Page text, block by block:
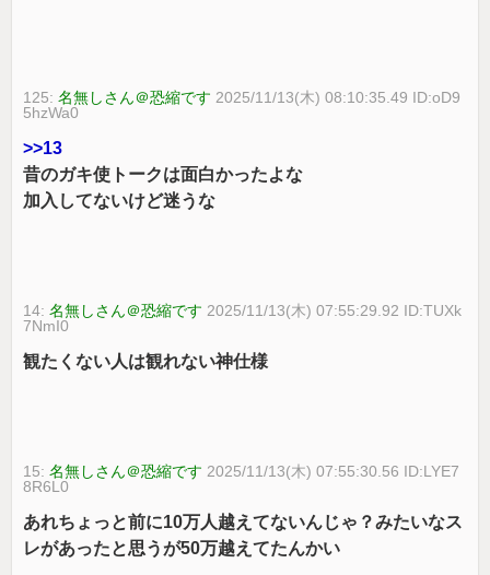
125:名無しさん＠恐縮です 2025/11/13(木) 08:10:35.49 ID:oD9
5hzWa0
>>13
昔のガキ使トークは面白かったよな
加入してないけど迷うな
14:名無しさん＠恐縮です 2025/11/13(木) 07:55:29.92 ID:TUXk
7NmI0
観たくない人は観れない神仕様
15:名無しさん＠恐縮です 2025/11/13(木) 07:55:30.56 ID:LYE7
8R6L0
あれちょっと前に10万人越えてないんじゃ？みたいなス
レがあったと思うが50万越えてたんかい